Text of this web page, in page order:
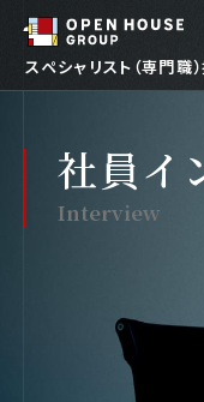
スペシャリスト（専門職
トップ
社員インタ
社員イ
Interview